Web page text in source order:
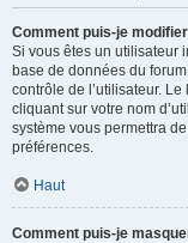
Comment puis-je
Si vous êtes un utilisateur
base de données du
contrôle de l’utilisateur.
cliquant sur votre nom
système vous permettra
préférences.
Haut
Comment puis-je